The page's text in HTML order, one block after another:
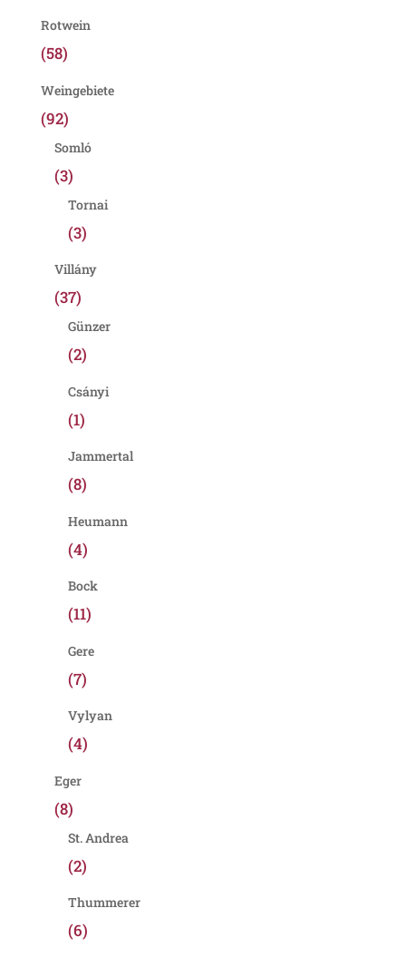
Rotwein
(58)
Weingebiete
(92)
Somló
(3)
Tornai
(3)
Villány
(37)
Günzer
(2)
Csányi
(1)
Jammertal
(8)
Heumann
(4)
Bock
(11)
Gere
(7)
Vylyan
(4)
Eger
(8)
St. Andrea
(2)
Thummerer
(6)